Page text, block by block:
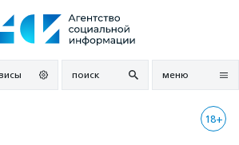
поиск меню
18+